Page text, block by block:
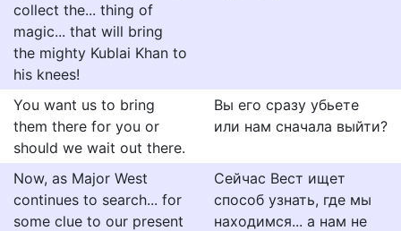
collect the... thing of
magic... that will bring
the mighty Kublai Khan to
his knees!
You want us to bring
them there for you or
should we wait out there.
Вы его сразу убьете
или нам сначала выйти?
Now, as Major West
continues to search... for
some clue to our present
Сейчас Вест ищет
способ узнать, где мы
находимся... а нам не